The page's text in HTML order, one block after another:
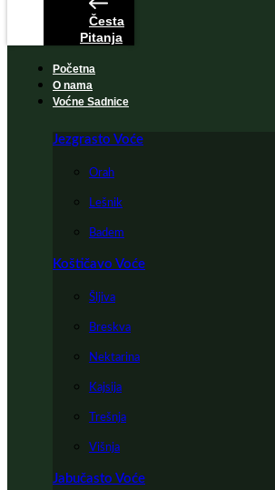
Česta
Pitanja
Početna
O nama
Voćne Sadnice
Jezgrasto Voće
Orah
Lešnik
Badem
Koštičavo Voće
Šljiva
Breskva
Nektarina
Kajsija
Trešnja
Višnja
Jabučasto Voće